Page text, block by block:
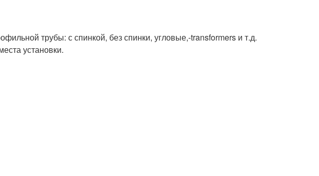
трубы: с спинкой, без спинки, угловые,-transformers и т.д.
установки.